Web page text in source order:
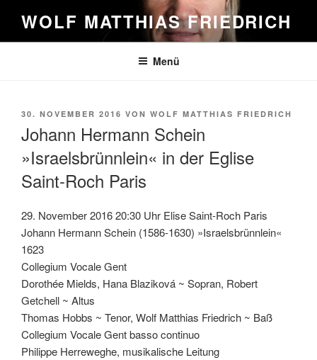
Inhalt
springen
WOLF MATTHIAS FRIEDRICH
Menü
VERÖFFENTLICHT
30. NOVEMBER 2016 VON WOLF MATTHIAS FRIEDRICH
Johann Hermann Schein
»Israelsbrünnlein« in der Eglise
Saint-Roch Paris
29. November 2016 20:30 Uhr Elise Saint-Roch Paris
Johann Hermann Schein (1586-1630) »Israelsbrünnlein«
1623
Collegium Vocale Gent
Dorothée Mields, Hana Blaziková ~ Sopran, Robert
Getchell ~ Altus
Thomas Hobbs ~ Tenor, Wolf Matthias Friedrich ~ Baß
Collegium Vocale Gent basso continuo
Philippe Herreweghe, musikalische Leitung